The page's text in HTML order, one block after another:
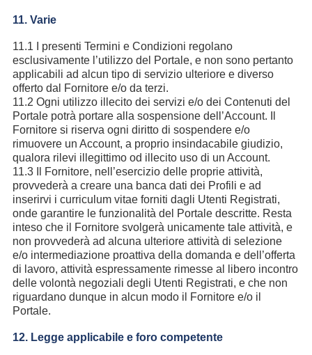
11. Varie
11.1 I presenti Termini e Condizioni regolano
esclusivamente l’utilizzo del Portale, e non sono pertanto
applicabili ad alcun tipo di servizio ulteriore e diverso
offerto dal Fornitore e/o da terzi.
11.2 Ogni utilizzo illecito dei servizi e/o dei Contenuti del
Portale potrà portare alla sospensione dell’Account. Il
Fornitore si riserva ogni diritto di sospendere e/o
rimuovere un Account, a proprio insindacabile giudizio,
qualora rilevi illegittimo od illecito uso di un Account.
11.3 Il Fornitore, nell’esercizio delle proprie attività,
provvederà a creare una banca dati dei Profili e ad
inserirvi i curriculum vitae forniti dagli Utenti Registrati,
onde garantire le funzionalità del Portale descritte. Resta
inteso che il Fornitore svolgerà unicamente tale attività, e
non provvederà ad alcuna ulteriore attività di selezione
e/o intermediazione proattiva della domanda e dell’offerta
di lavoro, attività espressamente rimesse al libero incontro
delle volontà negoziali degli Utenti Registrati, e che non
riguardano dunque in alcun modo il Fornitore e/o il
Portale.
12. Legge applicabile e foro competente